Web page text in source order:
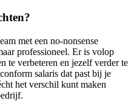
met een no-nonsense
professioneel. Er is volop
te verbeteren en jezelf verder te
salaris dat past bij je
het verschil kunt maken